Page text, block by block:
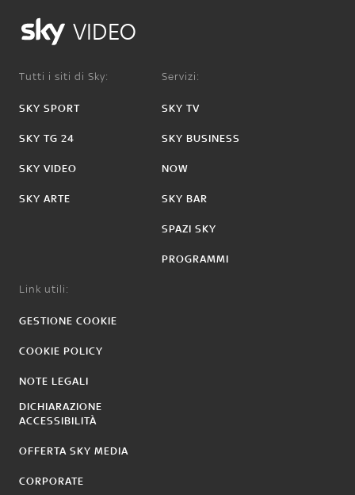
VIDEO
Tutti i siti di Sky:
SKY SPORT
SKY TG 24
SKY VIDEO
SKY ARTE
Servizi:
SKY TV
SKY BUSINESS
NOW
SKY BAR
SPAZI SKY
PROGRAMMI
Link utili:
GESTIONE COOKIE
COOKIE POLICY
NOTE LEGALI
DICHIARAZIONE
ACCESSIBILITÀ
OFFERTA SKY MEDIA
CORPORATE